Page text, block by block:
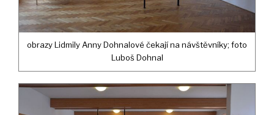
obrazy Lidmily Anny Dohnalové čekají na návštěvníky; foto
Luboš Dohnal